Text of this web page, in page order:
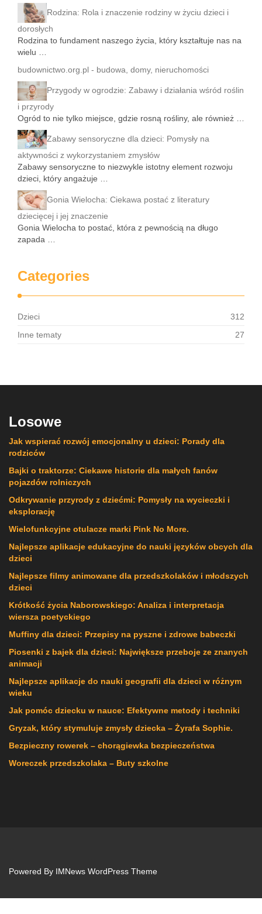
Rodzina: Rola i znaczenie rodziny w życiu dzieci i
dorosłych
Rodzina to fundament naszego życia, który kształtuje nas na
wielu …
budownictwo.org.pl - budowa, domy, nieruchomości
Przygody w ogrodzie: Zabawy i działania wśród roślin
i przyrody
Ogród to nie tylko miejsce, gdzie rosną rośliny, ale również …
Zabawy sensoryczne dla dzieci: Pomysły na
aktywności z wykorzystaniem zmysłów
Zabawy sensoryczne to niezwykle istotny element rozwoju
dzieci, który angażuje …
Gonia Wielocha: Ciekawa postać z literatury
dziecięcej i jej znaczenie
Gonia Wielocha to postać, która z pewnością na długo
zapada …
Categories
Dzieci
312
Inne tematy
27
Losowe
Jak wspierać rozwój emocjonalny u dzieci: Porady dla
rodziców
Bajki o traktorze: Ciekawe historie dla małych fanów
pojazdów rolniczych
Odkrywanie przyrody z dziećmi: Pomysły na wycieczki i
eksplorację
Wielofunkcyjne otulacze marki Pink No More.
Najlepsze aplikacje edukacyjne do nauki języków obcych dla
dzieci
Najlepsze filmy animowane dla przedszkolaków i młodszych
dzieci
Krótkość życia Naborowskiego: Analiza i interpretacja
wiersza poetyckiego
Muffiny dla dzieci: Przepisy na pyszne i zdrowe babeczki
Piosenki z bajek dla dzieci: Największe przeboje ze znanych
animacji
Najlepsze aplikacje do nauki geografii dla dzieci w różnym
wieku
Jak pomóc dziecku w nauce: Efektywne metody i techniki
Gryzak, który stymuluje zmysły dziecka – Żyrafa Sophie.
Bezpieczny rowerek – chorągiewka bezpieczeństwa
Woreczek przedszkolaka – Buty szkolne
Powered By IMNews WordPress Theme